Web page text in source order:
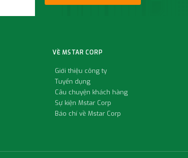
VỀ MSTAR CORP
Giới thiệu công ty
Tuyển dụng
Câu chuyện khách hàng
Sự kiện Mstar Corp
Báo chí về Mstar Corp